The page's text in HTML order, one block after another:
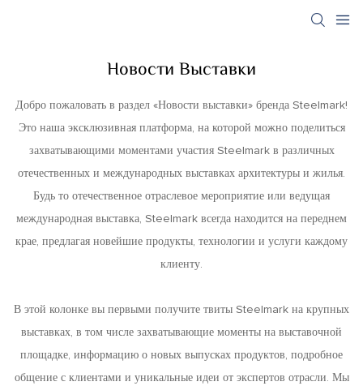
Новости Выставки
Добро пожаловать в раздел «Новости выставки» бренда Steelmark!
Это наша эксклюзивная платформа, на которой можно поделиться
захватывающими моментами участия Steelmark в различных
отечественных и международных выставках архитектуры и жилья.
Будь то отечественное отраслевое мероприятие или ведущая
международная выставка, Steelmark всегда находится на переднем
крае, предлагая новейшие продукты, технологии и услуги каждому
клиенту.
В этой колонке вы первыми получите твиты Steelmark на крупных
выставках, в том числе захватывающие моменты на выставочной
площадке, информацию о новых выпусках продуктов, подробное
общение с клиентами и уникальные идеи от экспертов отрасли. Мы